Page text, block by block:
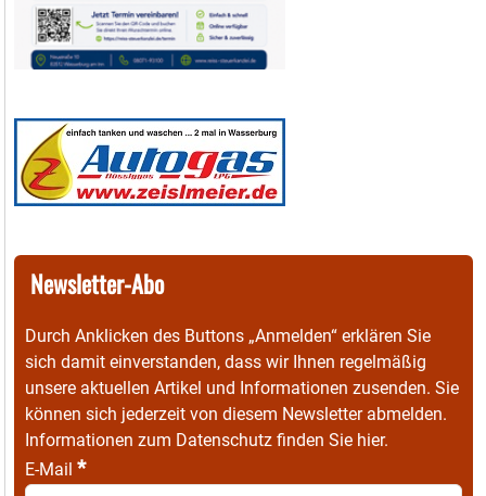
Newsletter-Abo
Durch Anklicken des Buttons „Anmelden“ erklären Sie
sich damit einverstanden, dass wir Ihnen regelmäßig
unsere aktuellen Artikel und Informationen zusenden. Sie
können sich jederzeit von diesem Newsletter abmelden.
Informationen zum Datenschutz finden Sie hier.
E-Mail *